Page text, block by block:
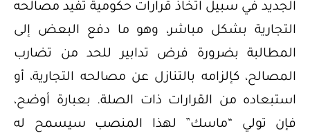
الجديد في سبيل اتخاذ قرارات حكومية تُفيد مصالحه
التجارية بشكل مباشر، وهو ما دفع البعض إلى
المطالبة بضرورة فرض تدابير للحد من تضارب
المصالح، كإلزامه بالتنازل عن مصالحه التجارية، أو
استبعاده من القرارات ذات الصلة. بعبارة أوضح،
فإن تولي “ماسك” لهذا المنصب سيسمح له